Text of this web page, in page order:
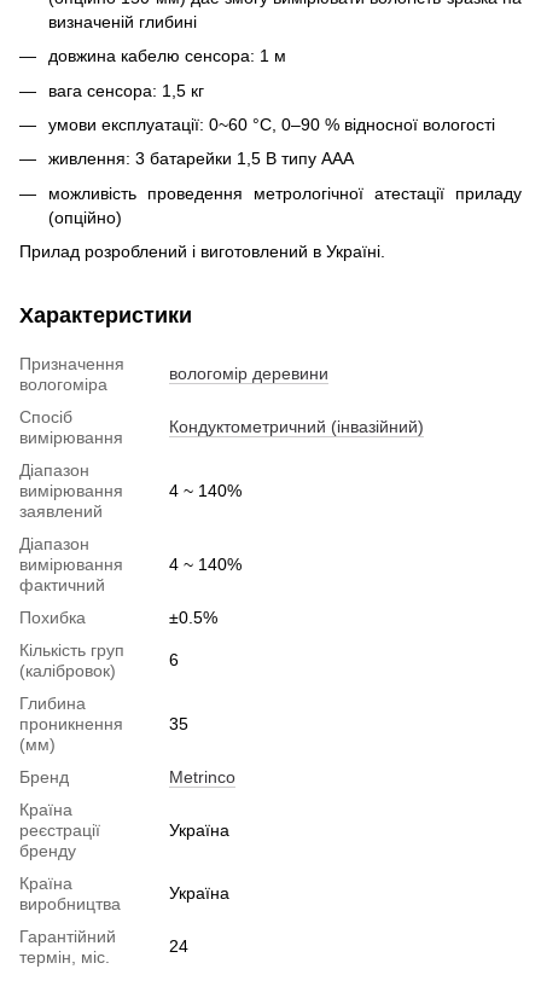
визначеній глибині
довжина кабелю сенсора: 1 м
вага сенсора: 1,5 кг
умови експлуатації: 0~60 °C, 0–90 % відносної вологості
живлення: 3 батарейки 1,5 В типу AAA
можливість проведення метрологічної атестації приладу
(опційно)
Прилад розроблений і виготовлений в Україні.
Характеристики
Призначення
вологоміра
вологомір деревини
Спосіб
вимірювання
Кондуктометричний (інвазійний)
Діапазон
вимірювання
заявлений
4 ~ 140%
Діапазон
вимірювання
фактичний
4 ~ 140%
Похибка
±0.5%
Кількість груп
(калібровок)
6
Глибина
проникнення
(мм)
35
Бренд
Metrinco
Країна
реєстрації
бренду
Україна
Країна
виробництва
Україна
Гарантійний
термін, міс.
24